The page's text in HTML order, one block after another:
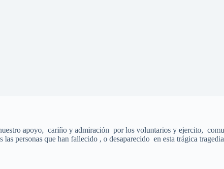
apoyo, cariño y admiración por los voluntarios y ejercito,
personas que han fallecido , o desaparecido en esta trágica